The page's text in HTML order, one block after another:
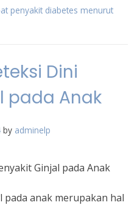
penyakit diabetes menurut
Dini
pada Anak
by adminelp
Ginjal pada Anak
anak merupakan hal